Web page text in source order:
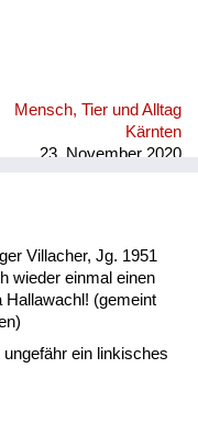
Mensch, Tier und Alltag
Kärnten
23. November 2020
Villacher, Jg. 1951
wieder einmal einen
Hallawachl! (gemeint
ein linkisches